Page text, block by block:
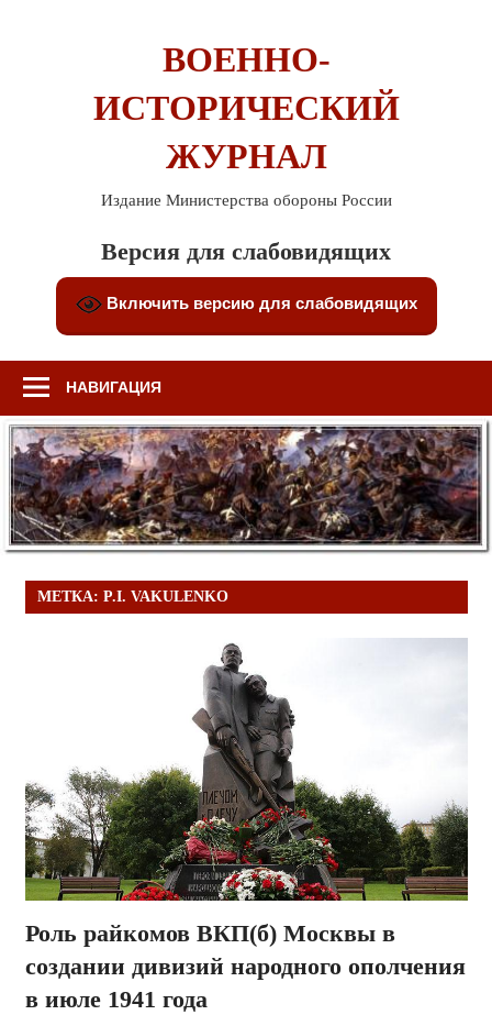
ВОЕННО-
ИСТОРИЧЕСКИЙ
ЖУРНАЛ
Издание Министерства обороны России
Версия для слабовидящих
Включить версию для слабовидящих
НАВИГАЦИЯ
МЕТКА: P.I. VAKULENKO
Роль райкомов ВКП(б) Москвы в
создании дивизий народного ополчения
в июле 1941 года